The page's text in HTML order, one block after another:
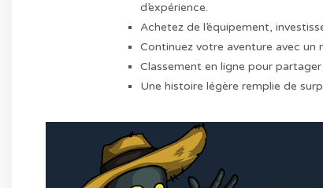
d’expérience.
Achetez de l’équipement,
Continuez votre aventure avec
Classement en ligne pour
Une histoire légère remplie de